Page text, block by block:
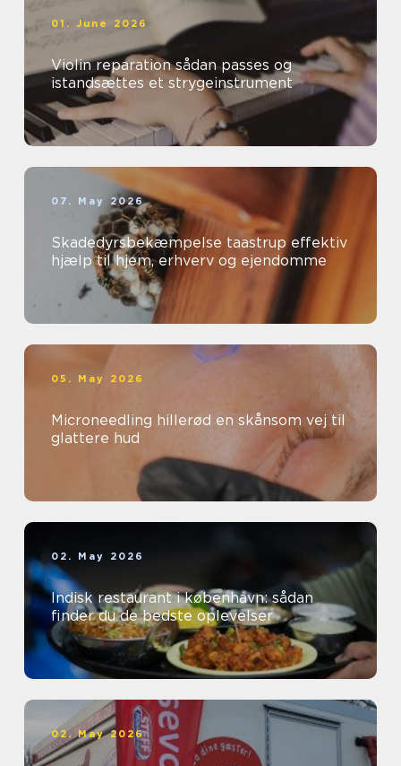
01. June 2026
Violin reparation sådan passes og
istandsættes et strygeinstrument
07. May 2026
Skadedyrsbekæmpelse taastrup effektiv
hjælp til hjem, erhverv og ejendomme
05. May 2026
Microneedling hillerød en skånsom vej til
glattere hud
02. May 2026
Indisk restaurant i københavn: sådan
finder du de bedste oplevelser
02. May 2026